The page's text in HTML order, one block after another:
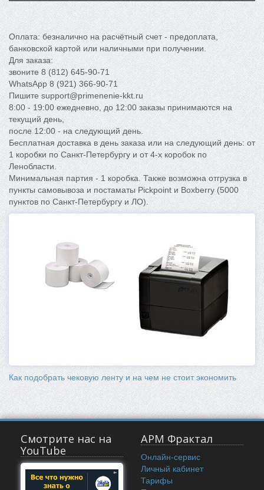
Оплата: безналично на расчётный счет - предоплата,
банковской картой или наличными при получении.
Для заказа:
звоните 8 (812) 645-90-71
WhatsApp 8 (921) 366-90-71
Пишите support@primenenie-kkt.ru
8:00 - 19:00 ежедневно, до 12:00 заказы принимаются на
текущий день,
после 12:00 - на следующий день.
Бесплатная доставка в день заказа или на следующий день: от
1 коробки по Санкт-Петербургу и от 4-x коробок по
Ленобласти.
Минимальная партия - 1 коробка. Также возможна отгрузка в
пункты самовывоза и постаматы Pickpoint и Boxberry (5000
пунктов по Санкт-Петербургу и ЛО).
Как подобрать чековую ленту и на чем не стоит экономить
Смотрите нас на
YouTube
АРМ Фрактал
Онлайн-сервис
Личный кабинет
Тарифы